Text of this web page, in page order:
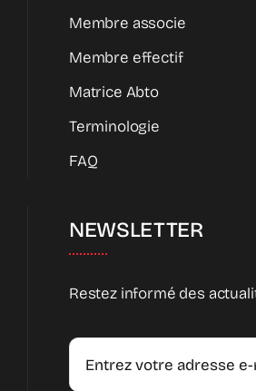
Membre associe
Membre effectif
Matrice Abto
Terminologie
FAQ
NEWSLETTER
Restez informé des